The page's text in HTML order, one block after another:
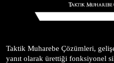
Taktik Muharebe Çözümleri,
yanıt olarak ürettiği fonksiyonel